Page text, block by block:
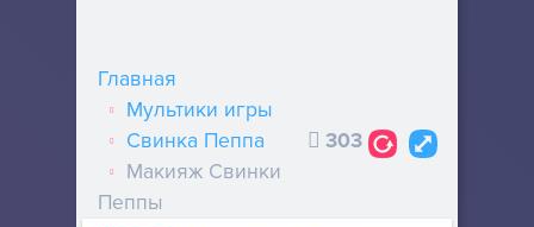
Главная
Мультики игры
Свинка Пеппа
Макияж Свинки
Пеппы
303